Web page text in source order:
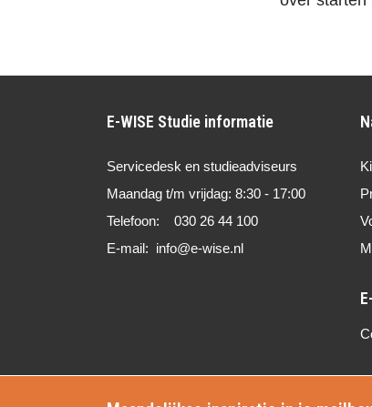
E-WISE Studie informatie
Servicedesk en studieadviseurs
Maandag t/m vrijdag: 8:30 - 17:00
Telefoon: 030 26 44 100
E-mail: info@e-wise.nl